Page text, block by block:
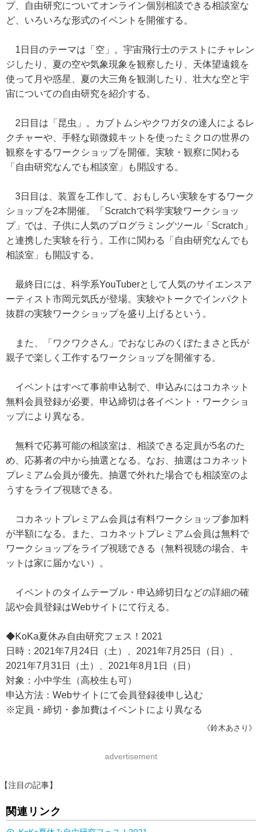
プ、自由研究についてオンライン個別相談できる相談室な
ど、いろいろな形式のイベントを開催する。
1日目のテーマは「空」。宇宙飛行士のテストにチャレン
ジしたり、夏の空や気象現象を観察したり、天体望遠鏡を
使って月や惑星、夏の大三角を観測したり、壮大な空と宇
宙についての自由研究を紹介する。
2日目は「昆虫」。カブトムシやクワガタの達人によるレ
クチャーや、手軽な顕微鏡キットを使ったミクロの世界の
観察をするワークショップを開催。実験・観察に関わる
「自由研究なんでも相談室」も開設する。
3日目は、装置を工作して、おもしろい実験をするワーク
ショップを2本開催。「Scratchで科学実験ワークショッ
プ」では、子供に人気のプログラミングツール「Scratch」
と連携した実験を行う。工作に関わる「自由研究なんでも
相談室」も開設する。
最終日には、科学系YouTuberとして人気のサイエンスア
ーティスト市岡元気氏が登場。実験やトークでインパクト
抜群の実験ワークショップを盛り上げるという。
また、「ワクワクさん」でおなじみのくぼたまさと氏が
親子で楽しく工作するワークショップを開催する。
イベントはすべて事前申込制で、申込みにはコカネット
無料会員登録が必要。申込締切は各イベント・ワークショ
ップにより異なる。
無料で応募可能の相談室は、相談できる定員が5名のた
め、応募者の中から抽選となる。なお、抽選はコカネット
プレミアム会員が優先。抽選で外れた場合でも相談室のよ
うすをライブ視聴できる。
コカネットプレミアム会員は有料ワークショップ参加料
が半額になる。また、コカネットプレミアム会員は無料で
ワークショップをライブ視聴できる（無料視聴の場合、キ
ットは家に届かない）。
イベントのタイムテーブル・申込締切日などの詳細の確
認や会員登録はWebサイトにて行える。
◆KoKa夏休み自由研究フェス！2021
日時：2021年7月24日（土）、2021年7月25日（日）、
2021年7月31日（土）、2021年8月1日（日）
対象：小中学生（高校生も可）
申込方法：Webサイトにて会員登録後申し込む
※定員・締切・参加費はイベントにより異なる
《鈴木あさり》
advertisement
【注目の記事】
関連リンク